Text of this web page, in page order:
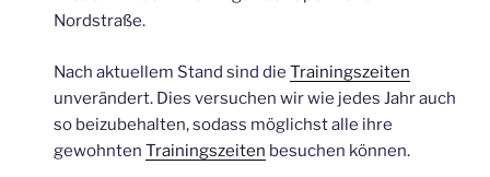
Nordstraße.
Nach aktuellem Stand sind dieTrainingszeiten
unverändert. Dies versuchen wir wie jedes Jahr auch
so beizubehalten, sodass möglichst alle ihre
gewohntenTrainingszeiten besuchen können.